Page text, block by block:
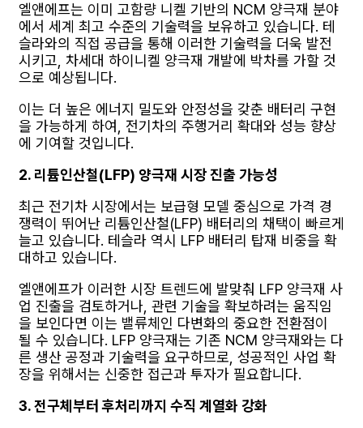
엘앤에프는 이미 고함량 니켈 기반의 NCM 양극재 분야
에서 세계 최고 수준의 기술력을 보유하고 있습니다. 테
슬라와의 직접 공급을 통해 이러한 기술력을 더욱 발전
시키고, 차세대 하이니켈 양극재 개발에 박차를 가할 것
으로 예상됩니다.
이는 더 높은 에너지 밀도와 안정성을 갖춘 배터리 구현
을 가능하게 하여, 전기차의 주행거리 확대와 성능 향상
에 기여할 것입니다.
2. 리튬인산철(LFP) 양극재 시장 진출 가능성
최근 전기차 시장에서는 보급형 모델 중심으로 가격 경
쟁력이 뛰어난 리튬인산철(LFP) 배터리의 채택이 빠르게
늘고 있습니다. 테슬라 역시 LFP 배터리 탑재 비중을 확
대하고 있습니다.
엘앤에프가 이러한 시장 트렌드에 발맞춰 LFP 양극재 사
업 진출을 검토하거나, 관련 기술을 확보하려는 움직임
을 보인다면 이는 밸류체인 다변화의 중요한 전환점이
될 수 있습니다. LFP 양극재는 기존 NCM 양극재와는 다
른 생산 공정과 기술력을 요구하므로, 성공적인 사업 확
장을 위해서는 신중한 접근과 투자가 필요합니다.
3. 전구체부터 후처리까지 수직 계열화 강화